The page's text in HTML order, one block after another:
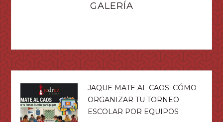
GALERÍA
JAQUE MATE AL CAOS: CÓMO
ORGANIZAR TU TORNEO
ESCOLAR POR EQUIPOS